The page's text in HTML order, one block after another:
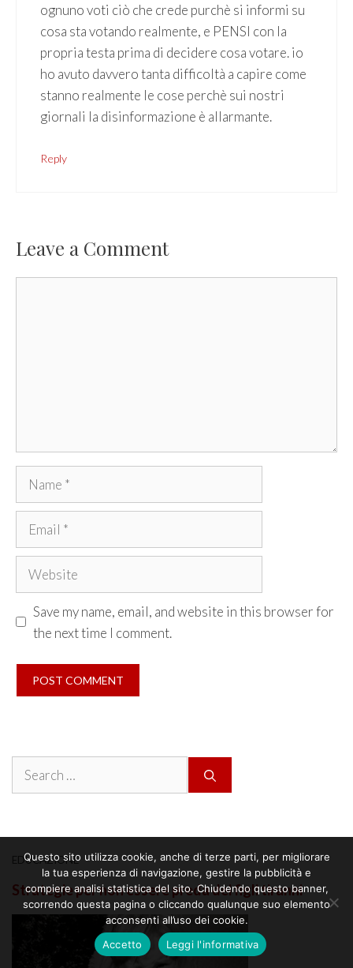
ognuno voti ciò che crede purchè si informi su
cosa sta votando realmente, e PENSI con la
propria testa prima di decidere cosa votare. io
ho avuto davvero tanta difficoltà a capire come
stanno realmente le cose perchè sui nostri
giornali la disinformazione è allarmante.
Reply
Leave a Comment
Name
Email
Website
Save my name, email, and website in this browser for
the next time I comment.
Search
EDUCAZIONE
Strategie per non essere preda dei figli tiranni
Questo sito utilizza cookie, anche di terze parti, per migliorare
la tua esperienza di navigazione, gestire la pubblicità e
compiere analisi statistica del sito. Chiudendo questo banner,
scorrendo questa pagina o cliccando qualunque suo elemento
acconsenti all’uso dei cookie.
Accetto
Leggi l'informativa